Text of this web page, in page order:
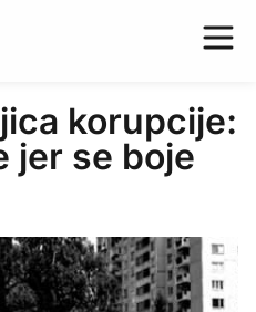
korupcije:
jer se boje